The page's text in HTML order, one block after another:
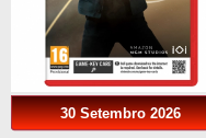
30 Setembro 2026